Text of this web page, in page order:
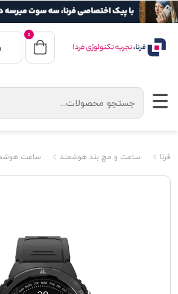
0
فرنا ساعت و مچ بند هوشمند ساعت